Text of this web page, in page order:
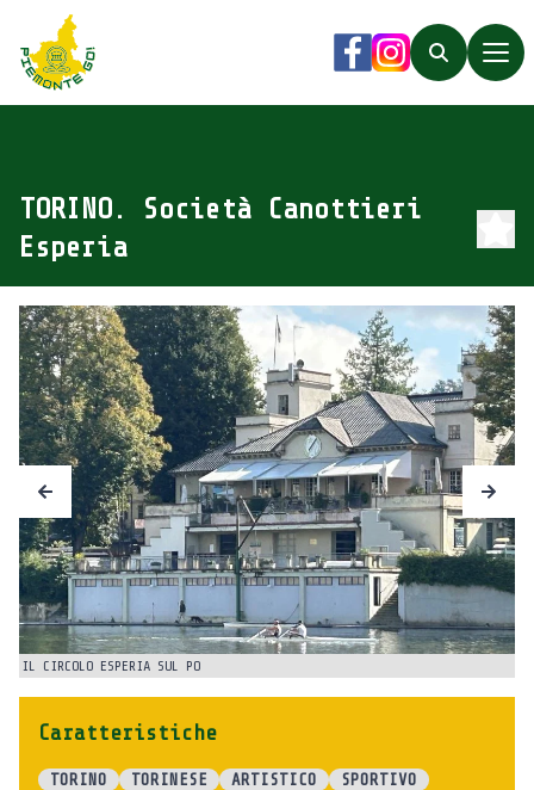
Piemonte Go!
Facebook
Instagram
Search
TORINO. Società Canottieri
Esperia
IL CIRCOLO ESPERIA SUL PO
Caratteristiche
TORINO TORINESE ARTISTICO
SPORTIVO